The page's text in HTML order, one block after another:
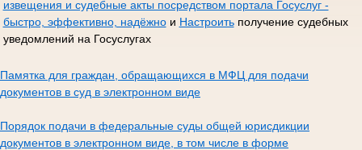
извещения и судебные акты посредством портала Госуслуг -
быстро, эффективно, надёжнои Настроитьполучение судебных
уведомлений на Госуслугах
Памятка для граждан, обращающихся в МФЦ для подачи
документов в суд в электронном виде
Порядок подачи в федеральные суды общей юрисдикции
документов в электронном виде, в том числе в форме